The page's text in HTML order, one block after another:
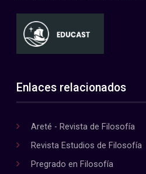
Enlaces relacionados
Areté - Revista de Filosofía
Revista Estudios de Filosofía
Pregrado en Filosofía